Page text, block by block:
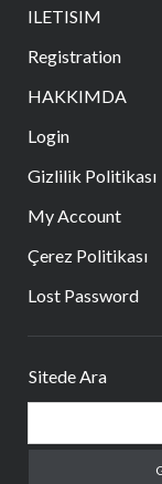
ILETISIM
Registration
HAKKIMDA
Login
Gizlilik Politikası
My Account
Çerez Politikası
Lost Password
Menü
Sitede Ara